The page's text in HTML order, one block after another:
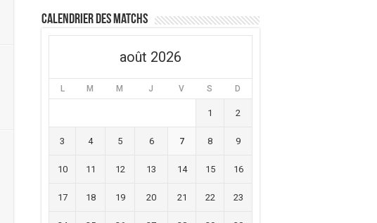
Calendrier des matchs
août 2026
L M M J V S D
1 2
3 4 5 6 7 8 9
10 11 12 13 14 15 16
17 18 19 20 21 22 23